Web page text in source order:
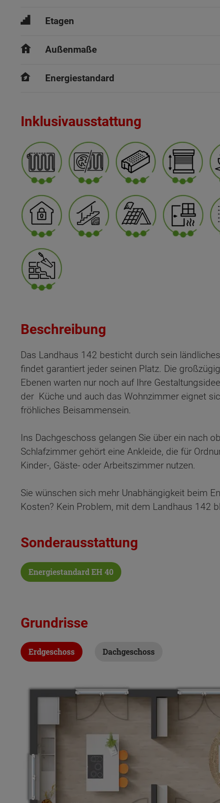
Etagen
Außenmaße
Energiestandard
Inklusivausstattung
Beschreibung
Das Landhaus 142 besticht durch sein
findet garantiert jeder seinen Platz. Die
Ebenen warten nur noch auf Ihre
der Küche und auch das Wohnzimmer eignet
fröhliches Beisammensein.
Ins Dachgeschoss gelangen Sie über ein nach
Schlafzimmer gehört eine Ankleide, die für
Kinder-, Gäste- oder Arbeitszimmer nutzen.
Sie wünschen sich mehr Unabhängigkeit beim
Kosten? Kein Problem, mit dem Landhaus 142
Sonderausstattung
Energiestandard EH 40
Grundrisse
Erdgeschoss Dachgeschoss